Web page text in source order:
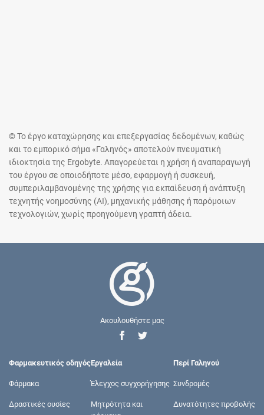
© Το έργο καταχώρησης και επεξεργασίας δεδομένων, καθώς
και το εμπορικό σήμα «Γαληνός» αποτελούν πνευματική
ιδιοκτησία της Ergobyte. Απαγορεύεται η χρήση ή αναπαραγωγή
του έργου σε οποιοδήποτε μέσο, εφαρμογή ή συσκευή,
συμπεριλαμβανομένης της χρήσης για εκπαίδευση ή ανάπτυξη
τεχνητής νοημοσύνης (AI), μηχανικής μάθησης ή παρόμοιων
τεχνολογιών, χωρίς προηγούμενη γραπτή άδεια.
Ακουλουθήστε μας
Φαρμακευτικός οδηγός
Φάρμακα
Δραστικές ουσίες
Εργαλεία
Έλεγχος συγχορήγησης
Μητρότητα και
Περί Γαληνού
Συνδρομές
Δυνατότητες προβολής